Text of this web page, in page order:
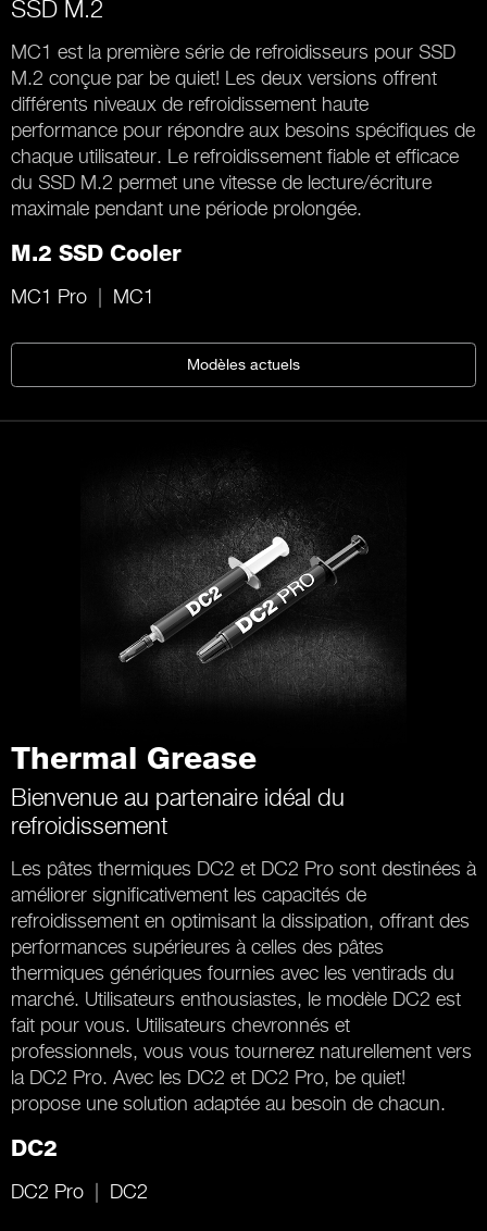
SSD M.2
MC1 est la première série de refroidisseurs pour SSD
M.2 conçue par be quiet! Les deux versions offrent
différents niveaux de refroidissement haute
performance pour répondre aux besoins spécifiques de
chaque utilisateur. Le refroidissement fiable et efficace
du SSD M.2 permet une vitesse de lecture/écriture
maximale pendant une période prolongée.
M.2 SSD Cooler
MC1 Pro MC1
Modèles actuels
Thermal Grease
Bienvenue au partenaire idéal du
refroidissement
Les pâtes thermiques DC2 et DC2 Pro sont destinées à
améliorer significativement les capacités de
refroidissement en optimisant la dissipation, offrant des
performances supérieures à celles des pâtes
thermiques génériques fournies avec les ventirads du
marché. Utilisateurs enthousiastes, le modèle DC2 est
fait pour vous. Utilisateurs chevronnés et
professionnels, vous vous tournerez naturellement vers
la DC2 Pro. Avec les DC2 et DC2 Pro, be quiet!
propose une solution adaptée au besoin de chacun.
DC2
DC2 Pro DC2